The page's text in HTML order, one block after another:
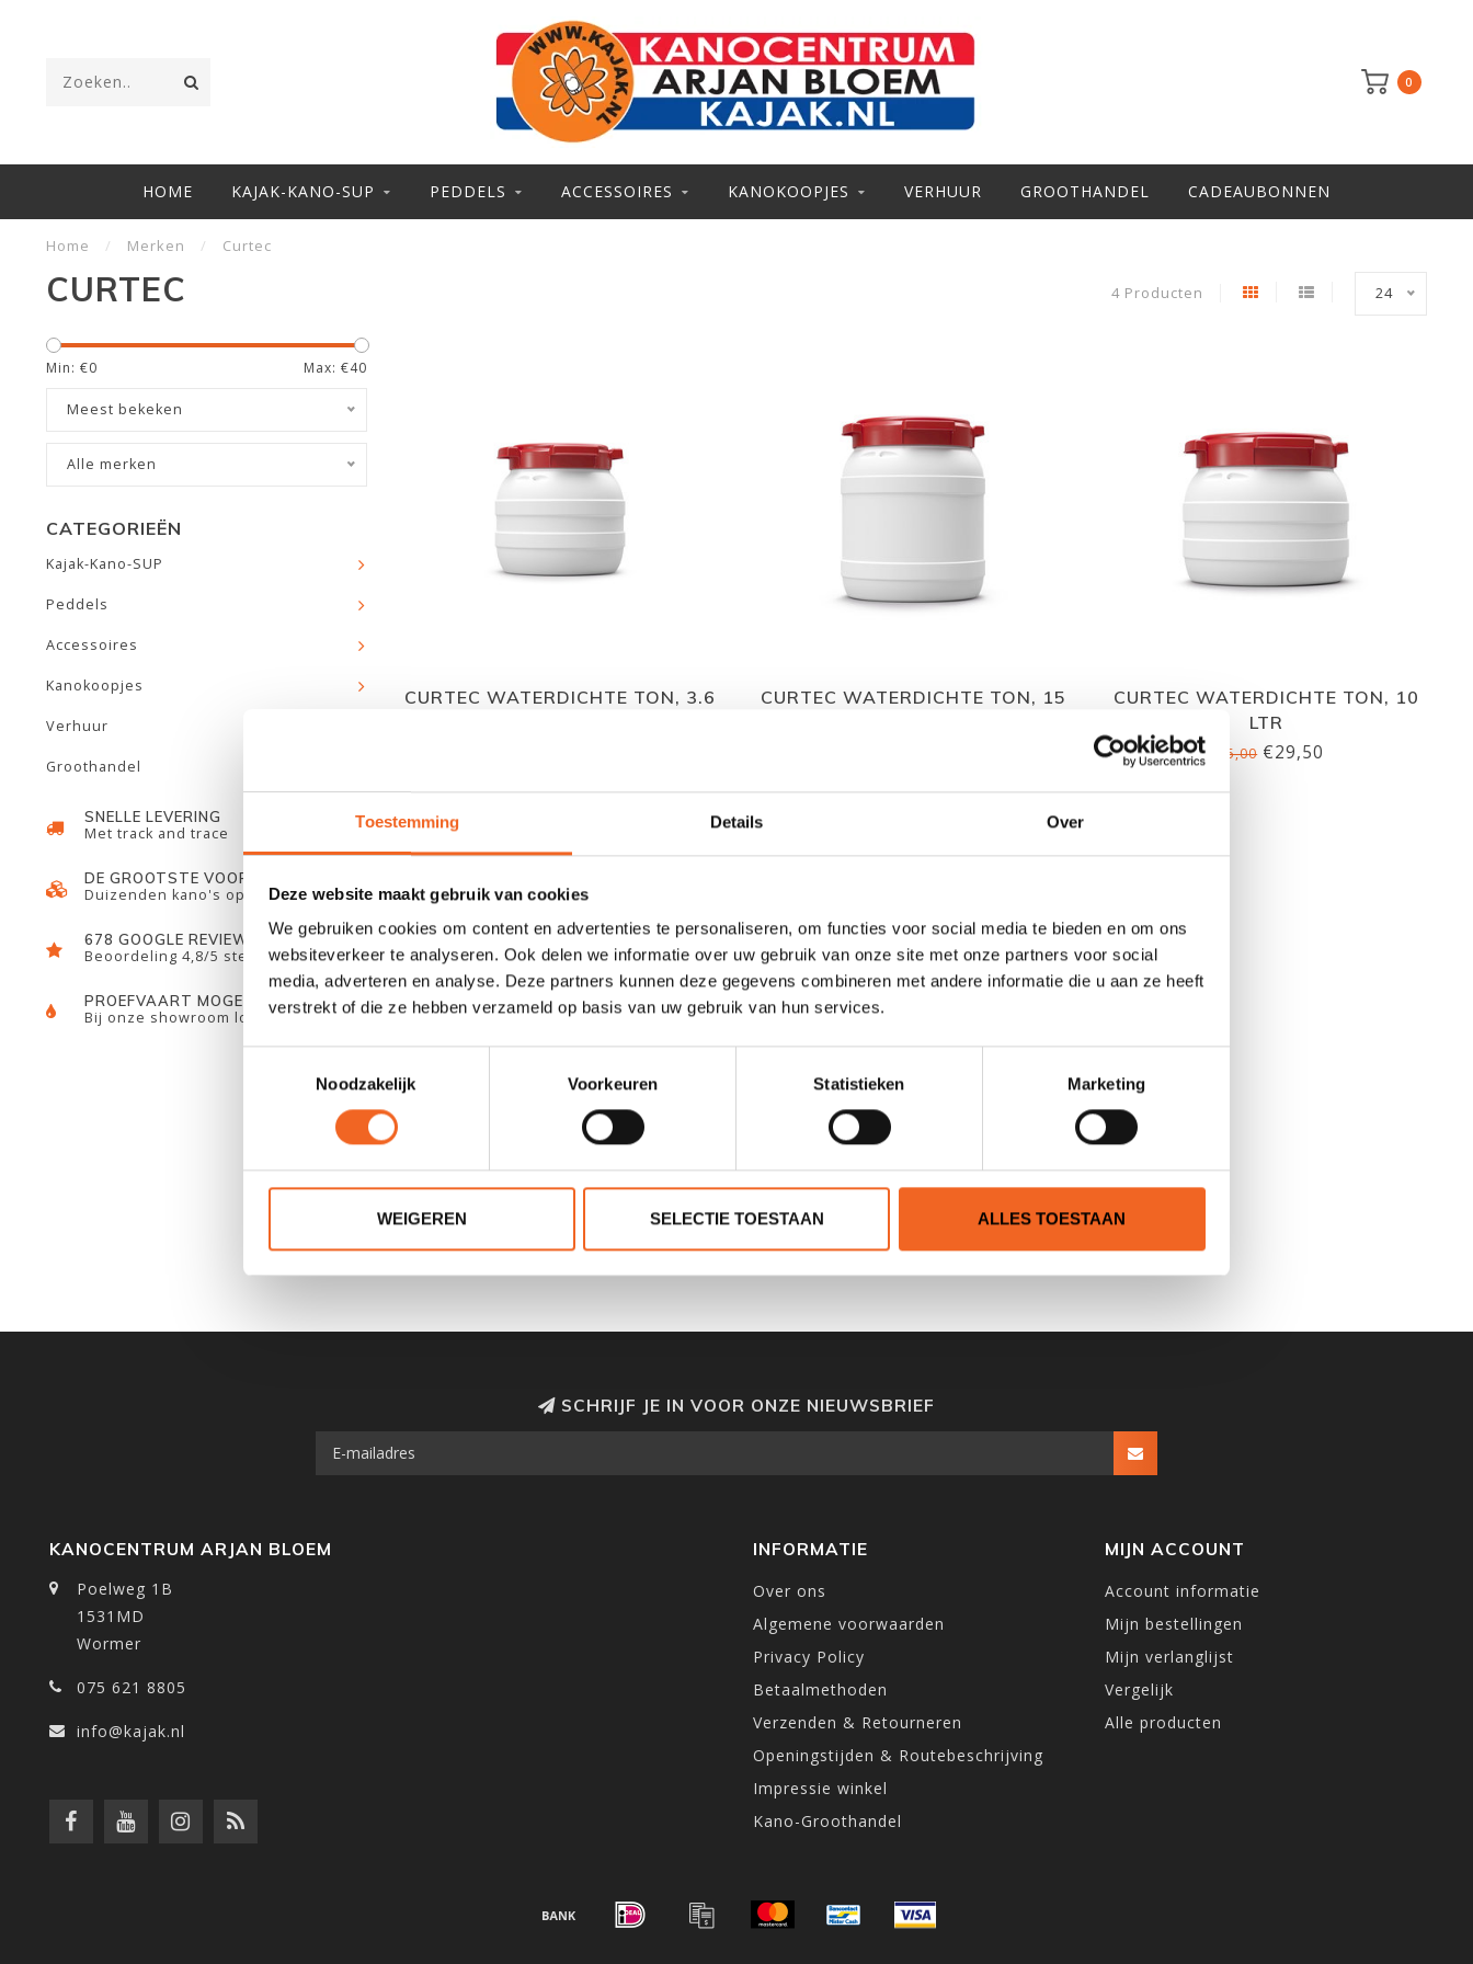
Toestemming Details Over
Deze website maakt gebruik van cookies
We gebruiken cookies om content en advertenties te personaliseren, om functies voor social media te bieden en om ons
websiteverkeer te analyseren. Ook delen we informatie over uw gebruik van onze site met onze partners voor social
media, adverteren en analyse. Deze partners kunnen deze gegevens combineren met andere informatie die u aan ze heeft
verstrekt of die ze hebben verzameld op basis van uw gebruik van hun services.
Noodzakelijk
Voorkeuren Statistieken Marketing
WEIGEREN SELECTIE TOESTAAN ALLES TOESTAAN
0
HOME KAJAK-KANO-SUP PEDDELS ACCESSOIRES KANOKOOPJES VERHUUR GROOTHANDEL CADEAUBONNEN
Home / Merken / Curtec
CURTEC 4 Producten 24
Min: €0 Max: €40
Meest bekeken
Alle merken
CATEGORIEËN
Kajak-Kano-SUP
Peddels
Accessoires
Kanokoopjes
Verhuur
Groothandel
SNELLE LEVERING
Met track and trace
DE GROOTSTE VOORRAAD
Duizenden kano's op voorraad
678 GOOGLE REVIEWS
Beoordeling 4,8/5 sterren
PROEFVAART MOGELIJKHEID
Bij onze showroom locatie
CURTEC WATERDICHTE TON, 3.6
CURTEC WATERDICHTE TON, 15
CURTEC WATERDICHTE TON, 10
LTR
€35,00€29,50
CURTEC WATERDICHTE TON, 6
SCHRIJF JE IN VOOR ONZE NIEUWSBRIEF
KANOCENTRUM ARJAN BLOEM
Poelweg 1B
1531MD
Wormer
075 621 8805
info@kajak.nl
INFORMATIE
Over ons
Algemene voorwaarden
Privacy Policy
Betaalmethoden
Verzenden & Retourneren
Openingstijden & Routebeschrijving
Impressie winkel
Kano-Groothandel
MIJN ACCOUNT
Account informatie
Mijn bestellingen
Mijn verlanglijst
Vergelijk
Alle producten